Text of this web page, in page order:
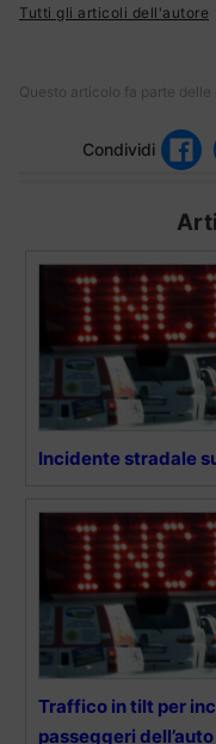
Tutti gli articoli dell'autore
Questo articolo fa parte delle
Condividi
Incidente stradale
Traffico in tilt per
passeggeri dell’auto